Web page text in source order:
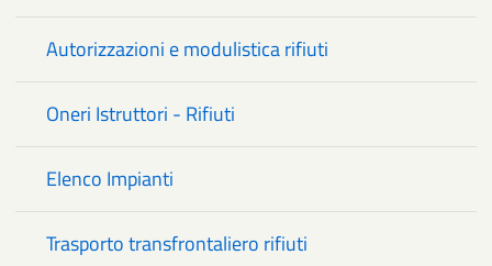
Autorizzazioni e modulistica rifiuti
Oneri Istruttori - Rifiuti
Elenco Impianti
Trasporto transfrontaliero rifiuti